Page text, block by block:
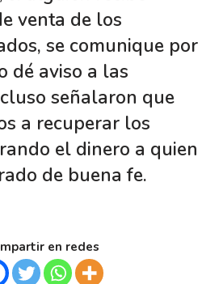
venta de los
se comunique por
dé aviso a las
señalaron que
a recuperar los
el dinero a quien
de buena fe.
en redes